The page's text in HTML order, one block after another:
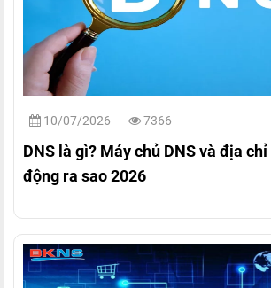
10/07/2026 7366
DNS là gì? Máy chủ DNS và địa
động ra sao 2026